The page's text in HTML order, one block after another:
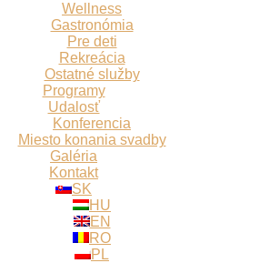
Wellness
Gastronómia
Pre deti
Rekreácia
Ostatné služby
Programy
Udalosť
Konferencia
Miesto konania svadby
Galéria
Kontakt
SK
HU
EN
RO
PL